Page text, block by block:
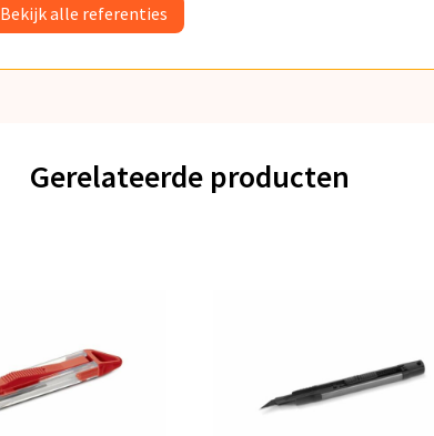
Bekijk alle referenties
Gerelateerde producten